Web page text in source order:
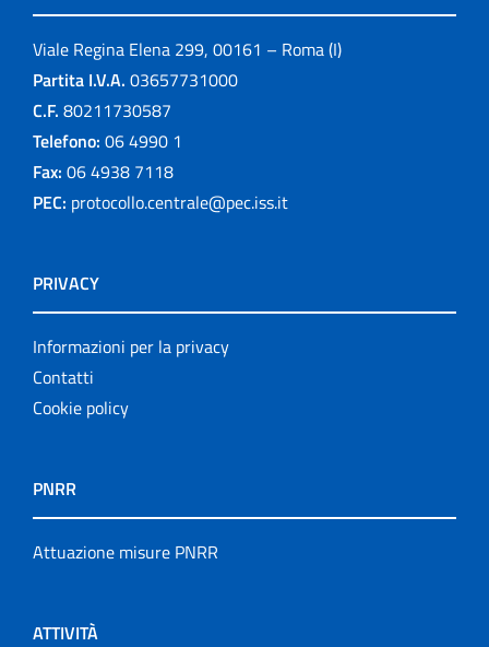
Viale Regina Elena 299, 00161 – Roma (I)
Partita I.V.A. 03657731000
C.F. 80211730587
Telefono: 06 4990 1
Fax: 06 4938 7118
PEC: protocollo.centrale@pec.iss.it
PRIVACY
Informazioni per la privacy
Contatti
Cookie policy
PNRR
Attuazione misure PNRR
ATTIVITÀ